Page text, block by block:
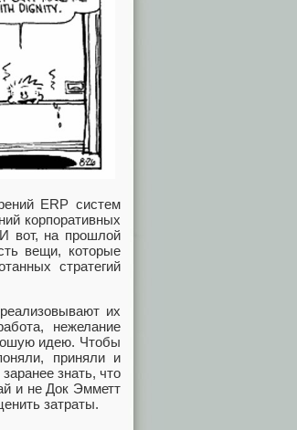
ERP систем
корпоративных
вот, на прошлой
вещи, которые
стратегий
их
нежелание
идею. Чтобы
приняли и
знать, что
и не Док Эмметт
затраты.